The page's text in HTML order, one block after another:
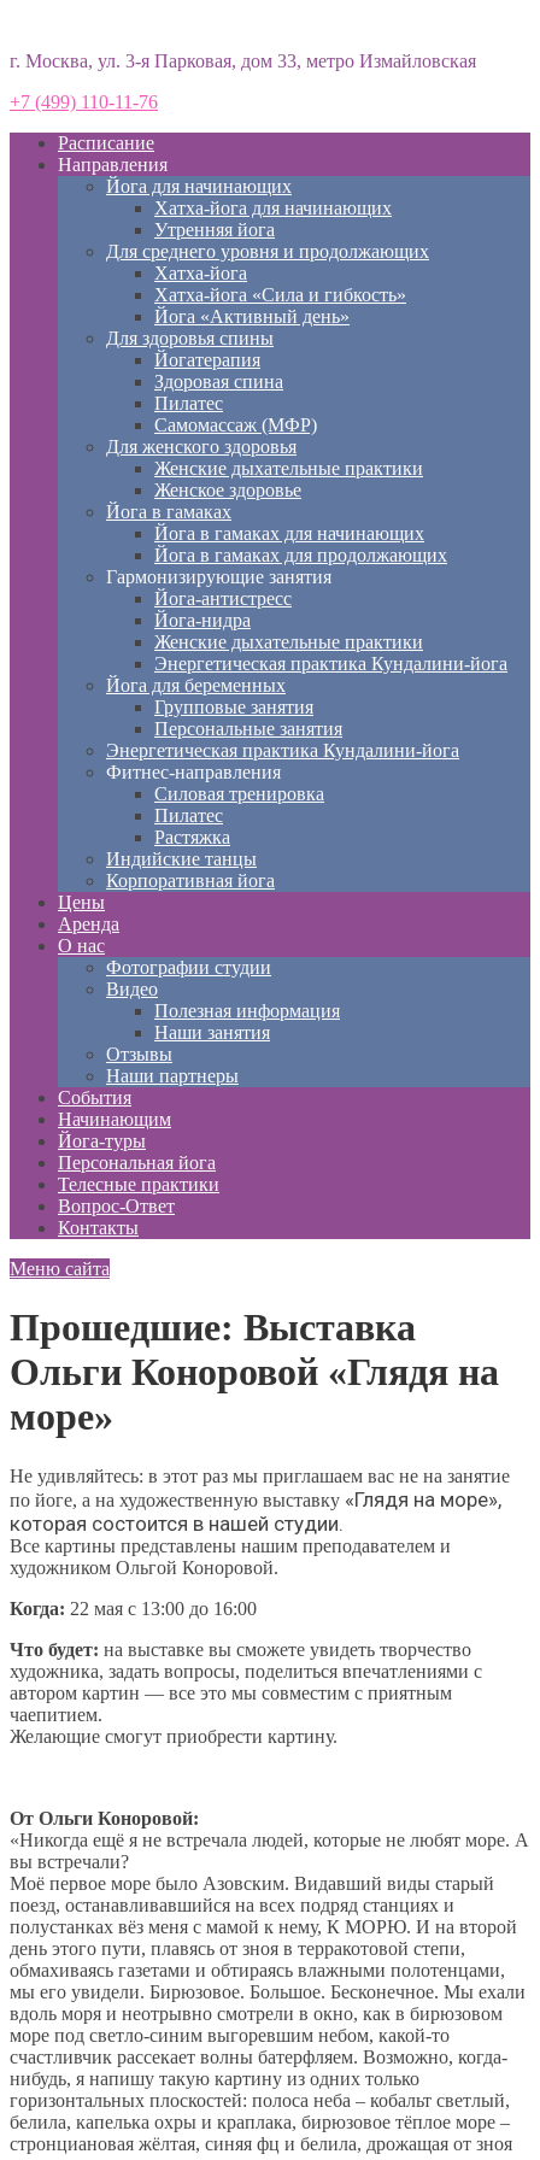
г. Москва, ул. 3-я Парковая, дом 33, метро Измайловская
+7 (499) 110-11-76
Расписание
Направления
Йога для начинающих
Хатха-йога для начинающих
Утренняя йога
Для среднего уровня и продолжающих
Хатха-йога
Хатха-йога «Сила и гибкость»
Йога «Активный день»
Для здоровья спины
Йогатерапия
Здоровая спина
Пилатес
Самомассаж (МФР)
Для женского здоровья
Женские дыхательные практики
Женское здоровье
Йога в гамаках
Йога в гамаках для начинающих
Йога в гамаках для продолжающих
Гармонизирующие занятия
Йога-антистресс
Йога-нидра
Женские дыхательные практики
Энергетическая практика Кундалини-йога
Йога для беременных
Групповые занятия
Персональные занятия
Энергетическая практика Кундалини-йога
Фитнес-направления
Силовая тренировка
Пилатес
Растяжка
Индийские танцы
Корпоративная йога
Цены
Аренда
О нас
Фотографии студии
Видео
Полезная информация
Наши занятия
Отзывы
Наши партнеры
События
Начинающим
Йога-туры
Персональная йога
Телесные практики
Вопрос-Ответ
Контакты
Меню сайта
Прошедшие: Выставка
Ольги Коноровой «Глядя на
море»
Не удивляйтесь: в этот раз мы приглашаем вас не на занятие
по йоге, а на художественную выставку «Глядя на море»,
которая состоится в нашей студии.
Все картины представлены нашим преподавателем и
художником Ольгой Коноровой.
Когда: 22 мая с 13:00 до 16:00
Что будет: на выставке вы сможете увидеть творчество
художника, задать вопросы, поделиться впечатлениями с
автором картин — все это мы совместим с приятным
чаепитием.
Желающие смогут приобрести картину.
От Ольги Коноровой:
«Никогда ещё я не встречала людей, которые не любят море. А
вы встречали?
Моё первое море было Азовским. Видавший виды старый
поезд, останавливавшийся на всех подряд станциях и
полустанках вёз меня с мамой к нему, К МОРЮ. И на второй
день этого пути, плавясь от зноя в терракотовой степи,
обмахиваясь газетами и обтираясь влажными полотенцами,
мы его увидели. Бирюзовое. Большое. Бесконечное. Мы ехали
вдоль моря и неотрывно смотрели в окно, как в бирюзовом
море под светло-синим выгоревшим небом, какой-то
счастливчик рассекает волны батерфляем. Возможно, когда-
нибудь, я напишу такую картину из одних только
горизонтальных плоскостей: полоса неба – кобальт светлый,
белила, капелька охры и краплака, бирюзовое тёплое море –
стронциановая жёлтая, синяя фц и белила, дрожащая от зноя